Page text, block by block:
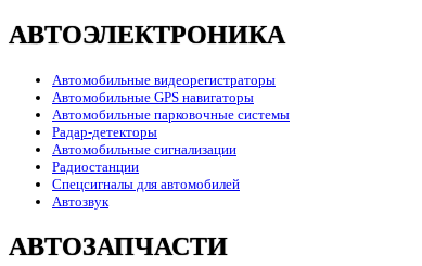
АВТОЭЛЕКТРОНИКА
Автомобильные видеорегистраторы
Автомобильные GPS навигаторы
Автомобильные парковочные системы
Радар-детекторы
Автомобильные сигнализации
Радиостанции
Спецсигналы для автомобилей
Автозвук
АВТОЗАПЧАСТИ